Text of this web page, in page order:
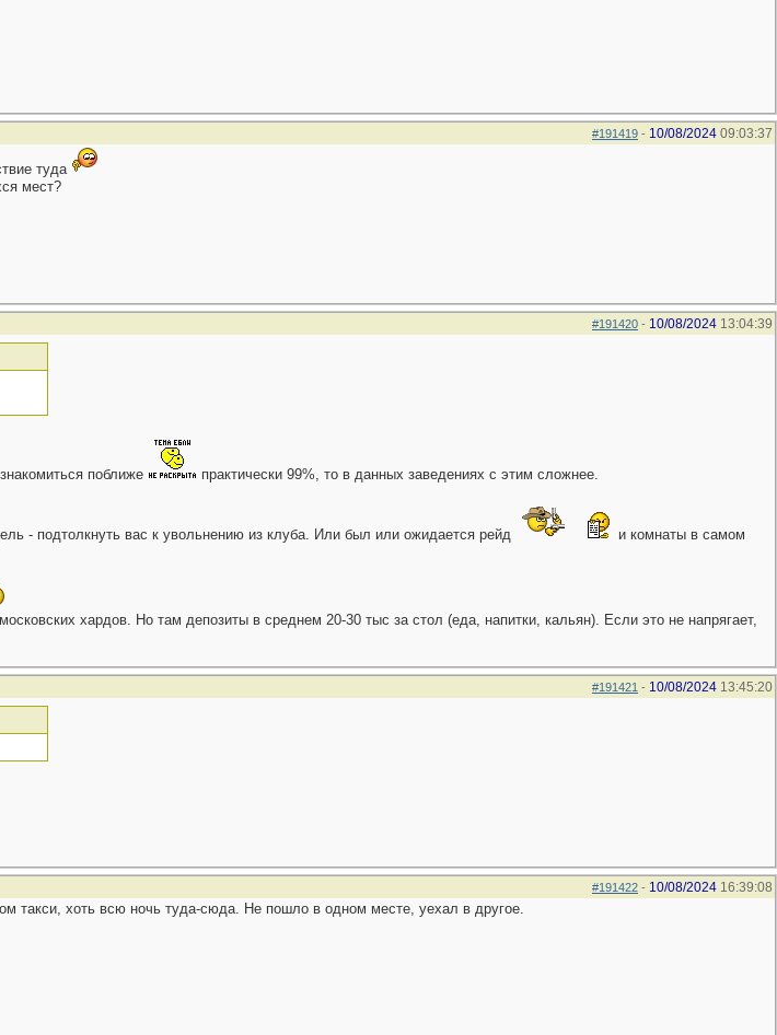
#191419 - 10/08/2024 09:03:37
туда
мест?
#191420 - 10/08/2024 13:04:39
поближе практически 99%, то в данных заведениях с этим сложнее.
- подтолкнуть вас к увольнению из клуба. Или был или ожидается рейд
и комнаты в самом
хардов. Но там депозиты в среднем 20-30 тыс за стол (еда, напитки, кальян). Если это не напрягает,
#191421 - 10/08/2024 13:45:20
#191422 - 10/08/2024 16:39:08
такси, хоть всю ночь туда-сюда. Не пошло в одном месте, уехал в другое.